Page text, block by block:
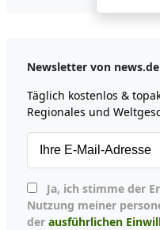
Newsletter von news.de
Täglich kostenlos &
Regionales und
Nutzung meiner
der ausführlichen